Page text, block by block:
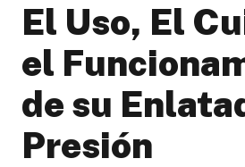
El Uso, El
el
de su
Presión